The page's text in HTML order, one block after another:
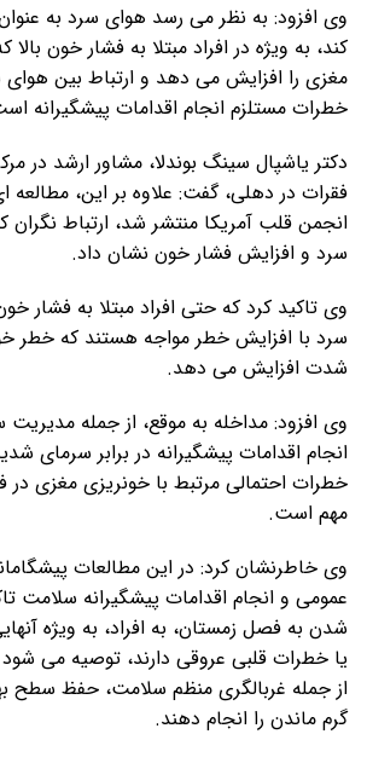
وی افزود: به نظر می رسد هوای سرد به
کند، به ویژه در افراد مبتلا به فشار خون
مغزی را افزایش می دهد و ارتباط بین
خطرات مستلزم انجام اقدامات پیشگیرانه
دکتر یاشپال سینگ بوندلا، مشاور ارشد در
فقرات در دهلی، گفت: علاوه بر این، مطالعه
انجمن قلب آمریکا منتشر شد، ارتباط نگران
سرد و افزایش فشار خون نشان داد.
وی تاکید کرد که حتی افراد مبتلا به فشار
سرد با افزایش خطر مواجه هستند که خطر
شدت افزایش می دهد.
وی افزود: مداخله به موقع، از جمله
انجام اقدامات پیشگیرانه در برابر سرمای
خطرات احتمالی مرتبط با خونریزی مغزی در
مهم است.
وی خاطرنشان کرد: در این مطالعات
عمومی و انجام اقدامات پیشگیرانه سلامت
شدن به فصل زمستان، به افراد، به ویژه
یا خطرات قلبی عروقی دارند، توصیه می شود
از جمله غربالگری منظم سلامت، حفظ سطح
گرم ماندن را انجام دهند.